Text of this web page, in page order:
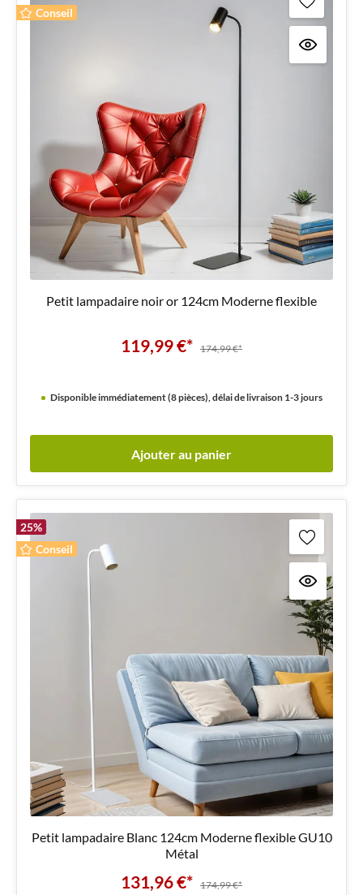
Conseil
Petit lampadaire noir or 124cm Moderne flexible
119,99 €* 174,99 €*
Disponible immédiatement (8 pièces), délai de livraison 1-3 jours
Ajouter au panier
25%
Conseil
Petit lampadaire Blanc 124cm Moderne flexible GU10
Métal
131,96 €* 174,99 €*